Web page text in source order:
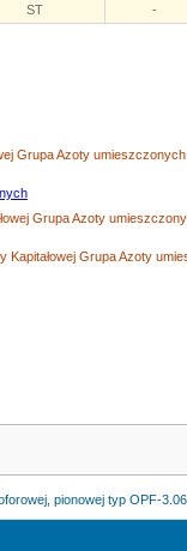
ST -
Grupa Azoty
Grupa Azoty
Grupa Azoty
pionowej typ OPF-